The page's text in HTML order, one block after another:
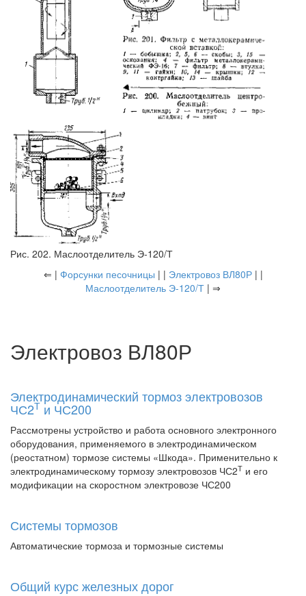
Рис. 202. Маслоотделитель Э-120/Т
⇐ | Форсунки песочницы | | Электровоз ВЛ80Р| |
Маслоотделитель Э-120/Т | ⇒
Электровоз ВЛ80Р
Электродинамический тормоз электровозов
ЧС2Т и ЧС200
Рассмотрены устройство и работа основного электронного
оборудования, применяемого в электродинамическом
(реостатном) тормозе системы «Шкода». Применительно к
электродинамическому тормозу электровозов ЧС2Т и его
модификации на скоростном электровозе ЧС200
Системы тормозов
Автоматические тормоза и тормозные системы
Общий курс железных дорог